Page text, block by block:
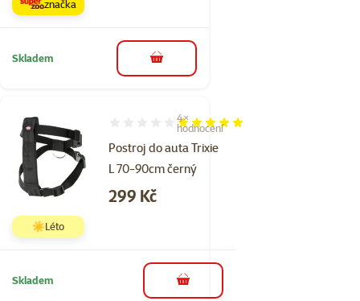
značka
Skladem do košíku
Postroj do auta Trixie
L 70-90cm černý
Hodnocení 100%, počet hodnocení: 4
4×
hodnocení
Cena
299 Kč
☀️Léto
Skladem do košíku